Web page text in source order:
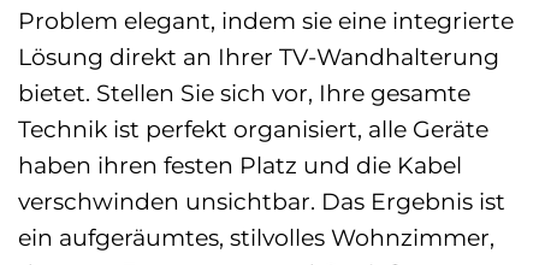
Problem elegant, indem sie eine integrierte
Lösung direkt an Ihrer TV-Wandhalterung
bietet. Stellen Sie sich vor, Ihre gesamte
Technik ist perfekt organisiert, alle Geräte
haben ihren festen Platz und die Kabel
verschwinden unsichtbar. Das Ergebnis ist
ein aufgeräumtes, stilvolles Wohnzimmer,